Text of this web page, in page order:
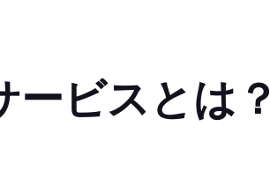
ービスとは？